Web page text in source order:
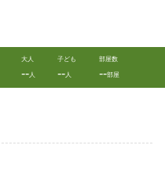
大人
--人
子ども
--人
部屋数
--部屋